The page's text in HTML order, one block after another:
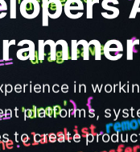
in
platforms,
to create